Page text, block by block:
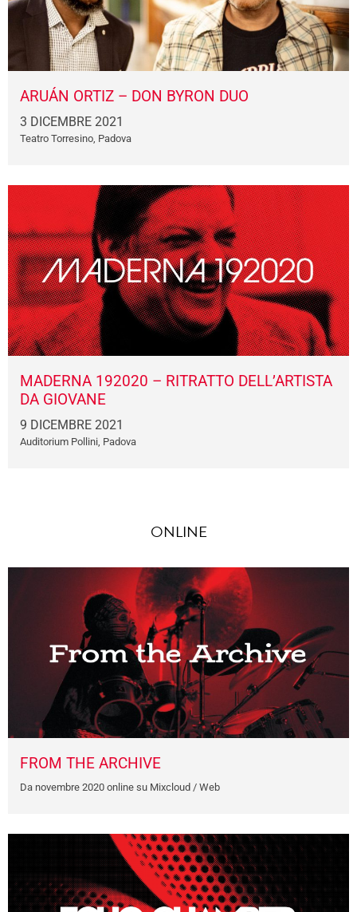
ARUÁN ORTIZ – DON BYRON DUO
3 DICEMBRE 2021
Teatro Torresino, Padova
MADERNA 192020 – RITRATTO DELL’ARTISTA
DA GIOVANE
9 DICEMBRE 2021
Auditorium Pollini, Padova
ONLINE
FROM THE ARCHIVE
Da novembre 2020 online su Mixcloud / Web